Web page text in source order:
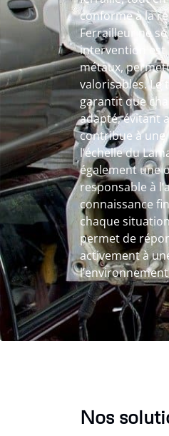
conforme à la
Ferrailleur ne
intervention est
métaux,
valorisables. Le
garantit que
adapté, évitant
contribue à une
l’échelle du
également une
responsable à
connaissance
chaque
permet de
activement à
Nos